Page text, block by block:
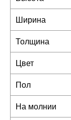
Ширина
Толщина
Цвет
Пол
На молнии